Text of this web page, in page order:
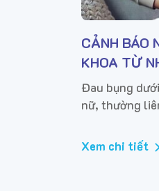
CẢNH BÁO
KHOA TỪ
DƯỚI
Đau bụng
nữ, thường
nhẹ. Tuy
Xem chi tiết